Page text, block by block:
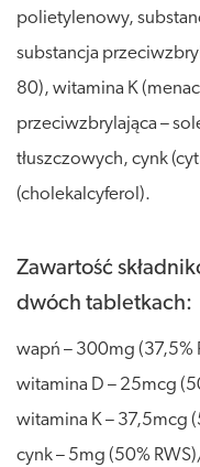
polietylenowy,
substancja
80), witamina K
przeciwzbrylająca –
tłuszczowych, cynk
(cholekalcyferol).
Zawartość
dwóch tabletkach:
wapń – 300mg (37,5%
witamina D – 25mcg
witamina K – 37,5mcg
cynk – 5mg (50%